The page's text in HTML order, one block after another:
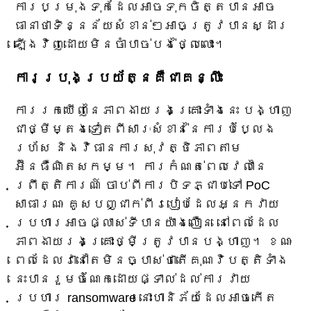
ការបម្រុងទុកដែលអាចទុកចិត្តបានអាច
ធានាថាទិន្នន័យសំខាន់ៗអាចត្រូវបានស្ដារ
ឡើងវិញដោយមិនចាំបាច់បង់ថ្លៃលោះ។
ការប្រុងប្រយ័ត្នគឺជាគន្លឹះ
ការរកឃើញនៃភាពងាយរងគ្រោះទាំងនេះ បង្ហាញ
ជាថ្មីម្តងទៀតពីសារៈសំខាន់នៃការបំប្លែង
រហ័ស និងវិធានការសុវត្ថិភាពតាម
អ៊ីនធឺណិតសកម្ម។ ការកំណត់ពេលវេលានៃ
ព្រឹត្តិការណ៍ ចាប់ពីការបិទភ្ជាប់ទៅ PoC
សាធារណៈ គូសបញ្ជាក់ពីរបៀបដែលអ្នកវាយ
ប្រហារអាចផ្លាស់ទីបានយ៉ាងលឿន នៅពេលដែល
ភាពងាយរងគ្រោះថ្មីត្រូវបានបង្ហាញ។ ខណៈ
ពេលដែលវានៅតែមិនច្បាស់ថាតើគុណវិបត្តិទាំង
នេះបានរួមចំណែកដោយផ្ទាល់ដល់ការវាយ
ប្រហារ ransomware នោះហានិភ័យដែលអាចកើត